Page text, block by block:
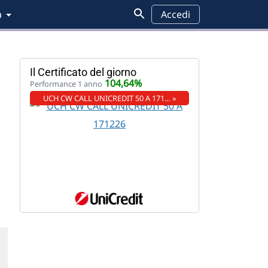
Accedi
Il Certificato del giorno
Performance 1 anno 104,64%
UCH CW CALL UNICREDIT 50 A 171… »